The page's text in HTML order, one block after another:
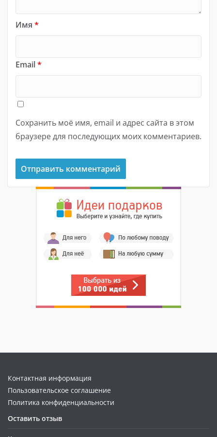
Имя *
Email*
Сохранить моё имя, email и адрес сайта в этом
браузере для последующих моих комментариев.
Контактная информация
Пользовательское соглашение
Политика конфиденциальности
Оставить отзыв